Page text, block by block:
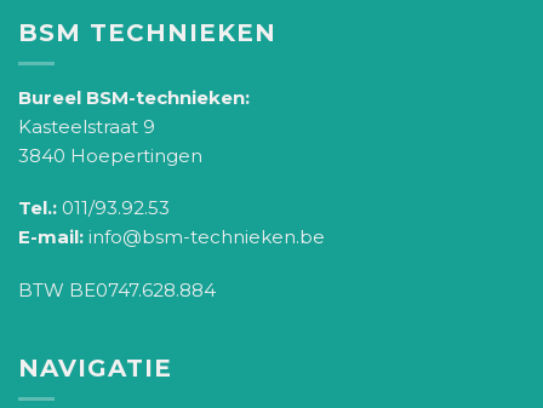
BSM TECHNIEKEN
Bureel BSM-technieken:
Kasteelstraat 9
3840 Hoepertingen
Tel.: 011/93.92.53
E-mail: info@bsm-technieken.be
BTW BE0747.628.884
NAVIGATIE